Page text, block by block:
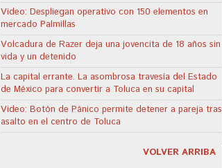
Video: Despliegan operativo con 150 elementos en
mercado Palmillas
Volcadura de Razer deja una jovencita de 18 años sin
vida y un detenido
La capital errante. La asombrosa travesía del Estado
de México para convertir a Toluca en su capital
Video: Botón de Pánico permite detener a pareja tras
asalto en el centro de Toluca
VOLVER ARRIBA